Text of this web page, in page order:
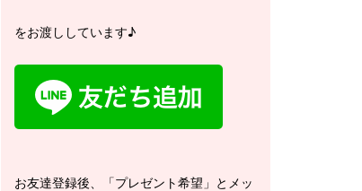
をお渡ししています♪
お友達登録後、「プレゼント希望」とメッ